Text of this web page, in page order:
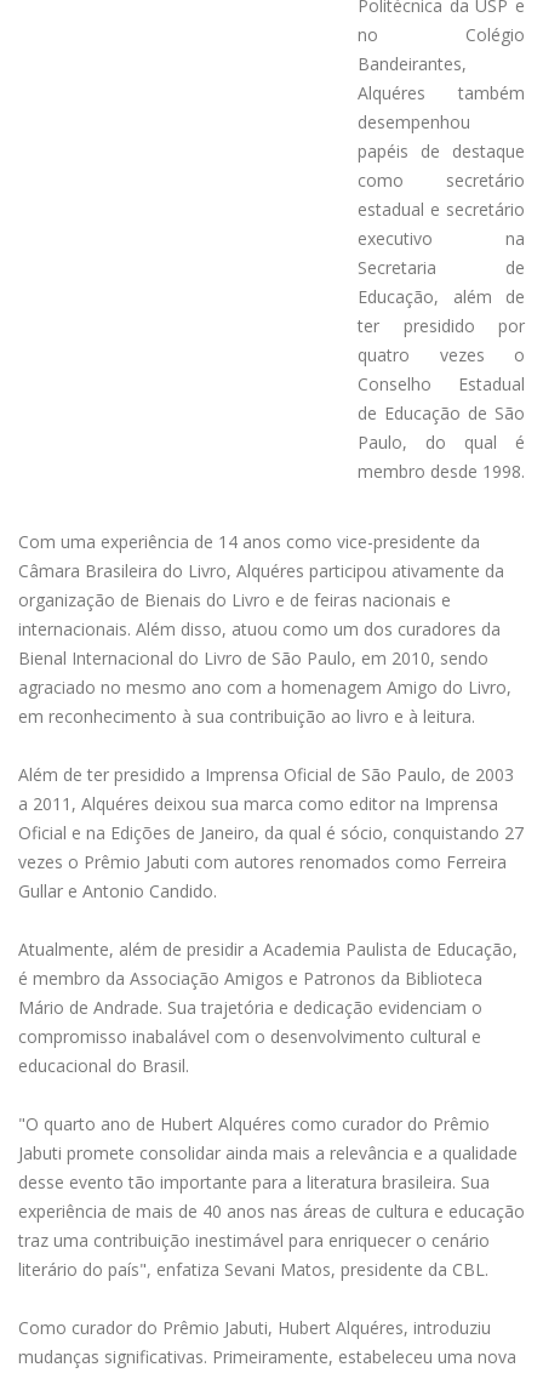
Politécnica da USP e
no Colégio
Bandeirantes,
Alquéres também
desempenhou
papéis de destaque
como secretário
estadual e secretário
executivo na
Secretaria de
Educação, além de
ter presidido por
quatro vezes o
Conselho Estadual
de Educação de São
Paulo, do qual é
membro desde 1998.
Com uma experiência de 14 anos como vice-presidente da
Câmara Brasileira do Livro, Alquéres participou ativamente da
organização de Bienais do Livro e de feiras nacionais e
internacionais. Além disso, atuou como um dos curadores da
Bienal Internacional do Livro de São Paulo, em 2010, sendo
agraciado no mesmo ano com a homenagem Amigo do Livro,
em reconhecimento à sua contribuição ao livro e à leitura.
Além de ter presidido a Imprensa Oficial de São Paulo, de 2003
a 2011, Alquéres deixou sua marca como editor na Imprensa
Oficial e na Edições de Janeiro, da qual é sócio, conquistando 27
vezes o Prêmio Jabuti com autores renomados como Ferreira
Gullar e Antonio Candido.
Atualmente, além de presidir a Academia Paulista de Educação,
é membro da Associação Amigos e Patronos da Biblioteca
Mário de Andrade. Sua trajetória e dedicação evidenciam o
compromisso inabalável com o desenvolvimento cultural e
educacional do Brasil.
"O quarto ano de Hubert Alquéres como curador do Prêmio
Jabuti promete consolidar ainda mais a relevância e a qualidade
desse evento tão importante para a literatura brasileira. Sua
experiência de mais de 40 anos nas áreas de cultura e educação
traz uma contribuição inestimável para enriquecer o cenário
literário do país", enfatiza Sevani Matos, presidente da CBL.
Como curador do Prêmio Jabuti, Hubert Alquéres, introduziu
mudanças significativas. Primeiramente, estabeleceu uma nova